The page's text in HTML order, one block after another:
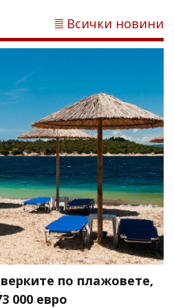
Всички новини
по плажовете,
000 евро